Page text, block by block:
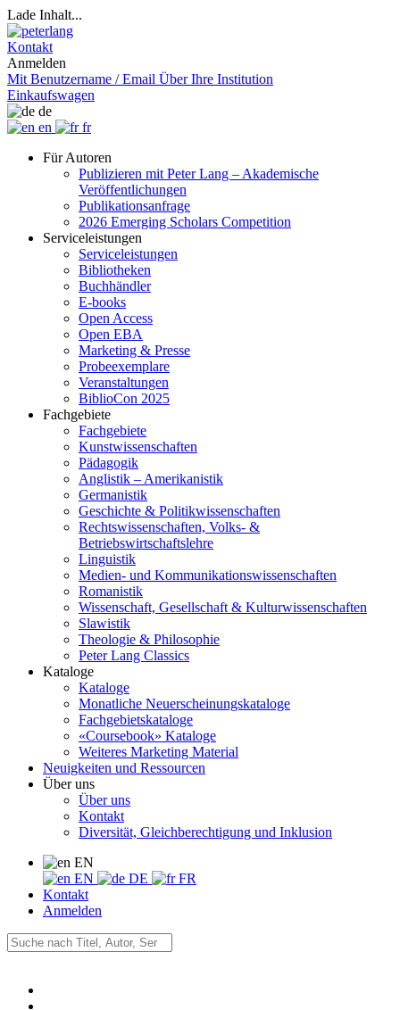
Lade Inhalt...
Kontakt
Anmelden
Mit Benutzername / Email Über Ihre Institution
Einkaufswagen
de
en
fr
Für Autoren
Publizieren mit Peter Lang – Akademische
Veröffentlichungen
Publikationsanfrage
2026 Emerging Scholars Competition
Serviceleistungen
Serviceleistungen
Bibliotheken
Buchhändler
E-books
Open Access
Open EBA
Marketing & Presse
Probeexemplare
Veranstaltungen
BiblioCon 2025
Fachgebiete
Fachgebiete
Kunstwissenschaften
Pädagogik
Anglistik – Amerikanistik
Germanistik
Geschichte & Politikwissenschaften
Rechtswissenschaften, Volks- &
Betriebswirtschaftslehre
Linguistik
Medien- und Kommunikationswissenschaften
Romanistik
Wissenschaft, Gesellschaft & Kulturwissenschaften
Slawistik
Theologie & Philosophie
Peter Lang Classics
Kataloge
Kataloge
Monatliche Neuerscheinungskataloge
Fachgebietskataloge
«Coursebook» Kataloge
Weiteres Marketing Material
Neuigkeiten und Ressourcen
Über uns
Über uns
Kontakt
Diversität, Gleichberechtigung und Inklusion
EN
EN
DE
FR
Kontakt
Anmelden